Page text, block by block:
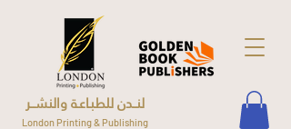
لنــدن للطبـاعـة والنشــر
London Printing & Publishing